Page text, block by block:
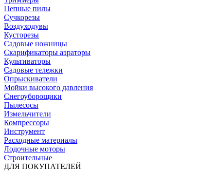
Цепные пилы
Cучкорезы
Воздуходувы
Кусторезы
Садовые ножницы
Скарификаторы аэраторы
Культиваторы
Садовые тележки
Опрыскиватели
Мойки высокого давления
Снегоуборощики
Пылесосы
Измельчители
Компрессоры
Инструмент
Расходные материалы
Лодочные моторы
Строительные
ДЛЯ ПОКУПАТЕЛЕЙ